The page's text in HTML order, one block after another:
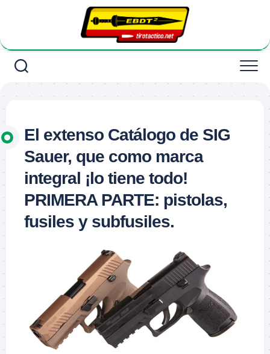
El extenso Catálogo de SIG
Sauer, que como marca
integral ¡lo tiene todo!
PRIMERA PARTE: pistolas,
fusiles y subfusiles.